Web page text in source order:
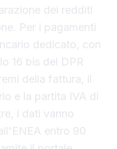
dei redditi
Per i pagamenti
dedicato, con
16 bis del DPR
della fattura, il
e la partita IVA di
i dati vanno
entro 90